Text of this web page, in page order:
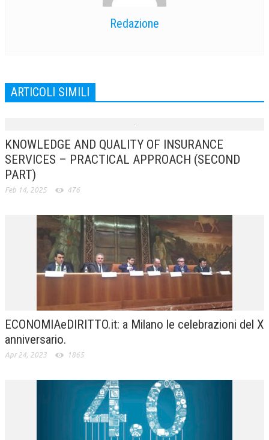
Redazione
ARTICOLI SIMILI
KNOWLEDGE AND QUALITY OF INSURANCE
SERVICES – PRACTICAL APPROACH (SECOND
PART)
Feb 14, 2025 476
ECONOMIAeDIRITTO.it: a Milano le celebrazioni del X
anniversario.
Apr 24, 2023 1865